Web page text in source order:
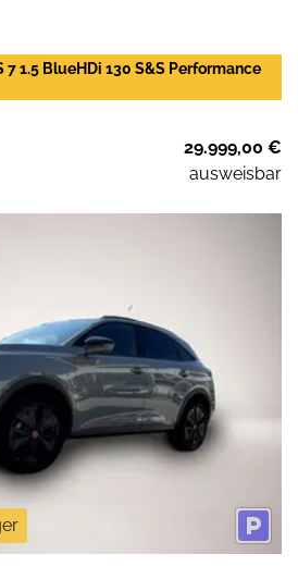
7 1.5 BlueHDi 130 S&S Performance
29.999,00 €
ausweisbar